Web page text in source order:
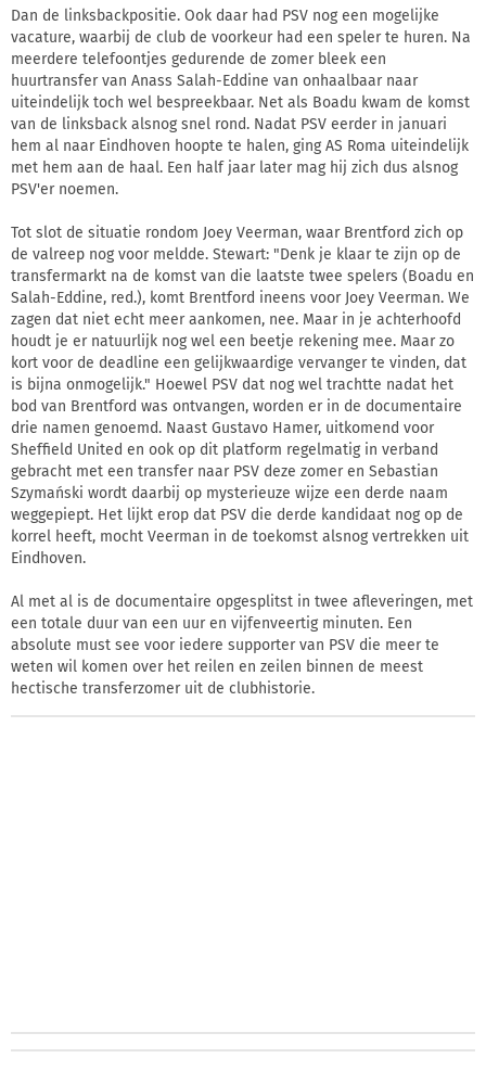
Dan de linksbackpositie. Ook daar had PSV nog een mogelijke
vacature, waarbij de club de voorkeur had een speler te huren. Na
meerdere telefoontjes gedurende de zomer bleek een
huurtransfer van Anass Salah-Eddine van onhaalbaar naar
uiteindelijk toch wel bespreekbaar. Net als Boadu kwam de komst
van de linksback alsnog snel rond. Nadat PSV eerder in januari
hem al naar Eindhoven hoopte te halen, ging AS Roma uiteindelijk
met hem aan de haal. Een half jaar later mag hij zich dus alsnog
PSV'er noemen.
Tot slot de situatie rondom Joey Veerman, waar Brentford zich op
de valreep nog voor meldde. Stewart: "Denk je klaar te zijn op de
transfermarkt na de komst van die laatste twee spelers (Boadu en
Salah-Eddine, red.), komt Brentford ineens voor Joey Veerman. We
zagen dat niet echt meer aankomen, nee. Maar in je achterhoofd
houdt je er natuurlijk nog wel een beetje rekening mee. Maar zo
kort voor de deadline een gelijkwaardige vervanger te vinden, dat
is bijna onmogelijk." Hoewel PSV dat nog wel trachtte nadat het
bod van Brentford was ontvangen, worden er in de documentaire
drie namen genoemd. Naast Gustavo Hamer, uitkomend voor
Sheffield United en ook op dit platform regelmatig in verband
gebracht met een transfer naar PSV deze zomer en Sebastian
Szymański wordt daarbij op mysterieuze wijze een derde naam
weggepiept. Het lijkt erop dat PSV die derde kandidaat nog op de
korrel heeft, mocht Veerman in de toekomst alsnog vertrekken uit
Eindhoven.
Al met al is de documentaire opgesplitst in twee afleveringen, met
een totale duur van een uur en vijfenveertig minuten. Een
absolute must see voor iedere supporter van PSV die meer te
weten wil komen over het reilen en zeilen binnen de meest
hectische transferzomer uit de clubhistorie.